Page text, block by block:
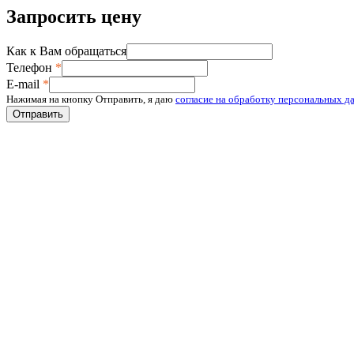
Запросить цену
Как к Вам обращаться
Телефон *
E-mail *
Нажимая на кнопку Отправить, я даю согласие на обработку персональных
Отправить